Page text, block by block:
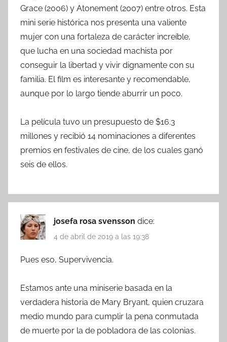
Grace (2006) y Atonement (2007) entre otros. Esta
mini serie histórica nos presenta una valiente
mujer con una fortaleza de carácter increíble,
que lucha en una sociedad machista por
conseguir la libertad y vivir dignamente con su
familia. El film es interesante y recomendable,
aunque por lo largo tiende aburrir un poco.
La película tuvo un presupuesto de $16.3
millones y recibió 14 nominaciones a diferentes
premios en festivales de cine, de los cuales ganó
seis de ellos.
josefa rosa svensson dice:
4 de abril de 2019 a las 19:38
Pues eso, Supervivencia.
Estamos ante una miniserie basada en la
verdadera historia de Mary Bryant, quien cruzara
medio mundo para cumplir la pena conmutada
de muerte por la de pobladora de las colonias.